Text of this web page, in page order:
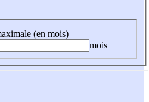
(en mois)
mois